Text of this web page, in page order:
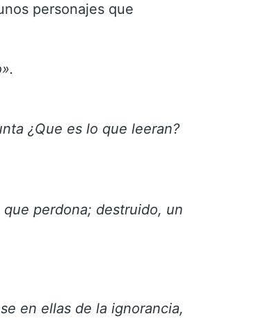
personajes que
¿Que es lo que leeran?
perdona; destruido, un
en ellas de la ignorancia,